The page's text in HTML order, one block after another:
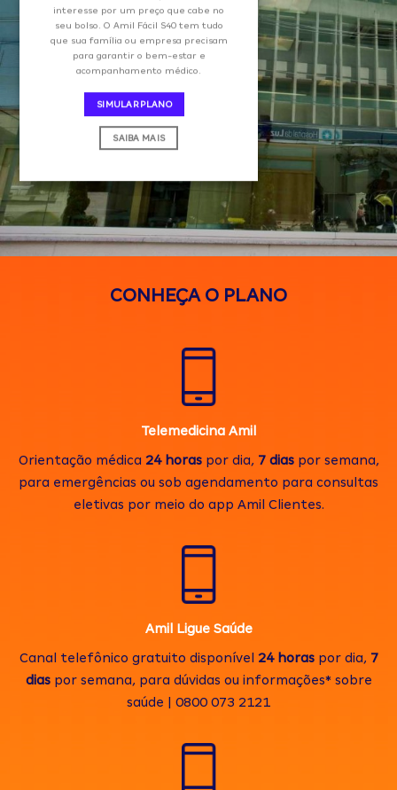
interesse por um preço que cabe no
seu bolso. O Amil Fácil S40 tem tudo
que sua família ou empresa precisam
para garantir o bem-estar e
acompanhamento médico.
SIMULAR PLANO
SAIBA MAIS
CONHEÇA O PLANO
Telemedicina Amil
Orientação médica 24 horaspor dia, 7 diaspor semana,
para emergências ou sob agendamento para consultas
eletivas por meio do app Amil Clientes.
Amil Ligue Saúde
Canal telefônico gratuito disponível 24 horaspor dia, 7
diaspor semana, para dúvidas ou informações* sobre
saúde | 0800 073 2121